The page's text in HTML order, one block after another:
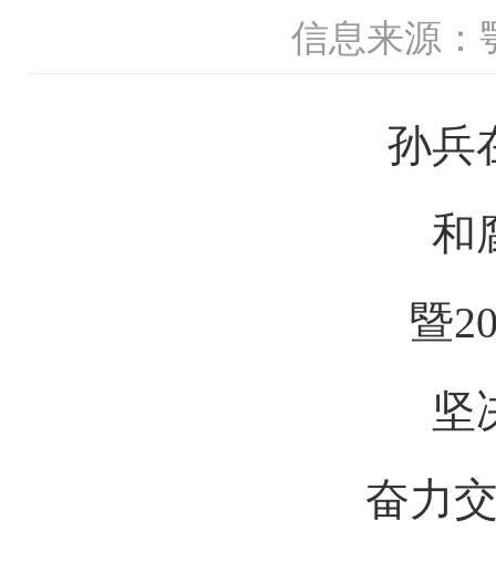
信息来源：
孙兵在
和腐
暨
坚决
奋力交